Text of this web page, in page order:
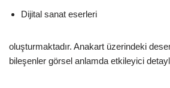
Dijital sanat eserleri
oluşturmaktadır. Anakart üzerindeki
bileşenler görsel anlamda etkileyici